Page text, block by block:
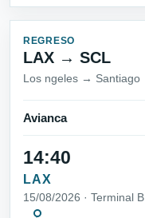
REGRESO
LAX → SCL
Los ngeles → Santiago
Avianca
14:40
LAX
15/08/2026 · Terminal B